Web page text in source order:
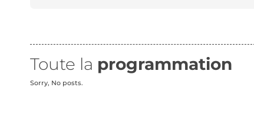
Toute la programmation
Sorry, No posts.